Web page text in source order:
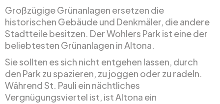
Großzügige Grünanlagen ersetzen die
historischen Gebäude und Denkmäler, die andere
Stadtteile besitzen. Der Wohlers Park ist eine der
beliebtesten Grünanlagen in Altona.
Sie sollten es sich nicht entgehen lassen, durch
den Park zu spazieren, zu joggen oder zu radeln.
Während St. Pauli ein nächtliches
Vergnügungsviertel ist, ist Altona ein